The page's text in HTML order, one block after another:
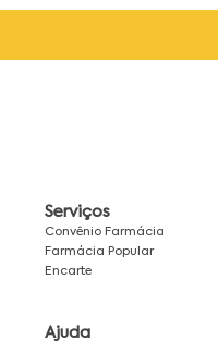
Serviços
Convênio Farmácia
Farmácia Popular
Encarte
Ajuda